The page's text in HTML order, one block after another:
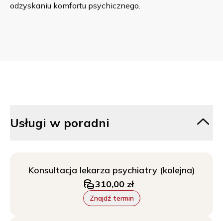
odzyskaniu komfortu psychicznego.
Usługi w poradni
Konsultacja lekarza psychiatry (kolejna)
310,00 zł
Znajdź termin